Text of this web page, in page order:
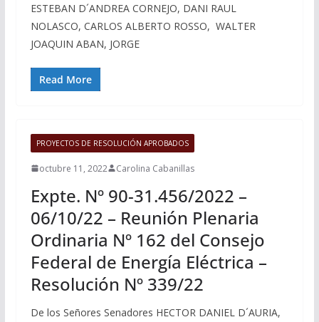
ESTEBAN D´ANDREA CORNEJO, DANI RAUL
NOLASCO, CARLOS ALBERTO ROSSO, WALTER
JOAQUIN ABAN, JORGE
Read More
PROYECTOS DE RESOLUCIÓN APROBADOS
octubre 11, 2022 Carolina Cabanillas
Expte. Nº 90-31.456/2022 –
06/10/22 – Reunión Plenaria
Ordinaria Nº 162 del Consejo
Federal de Energía Eléctrica –
Resolución Nº 339/22
De los Señores Senadores HECTOR DANIEL D´AURIA,